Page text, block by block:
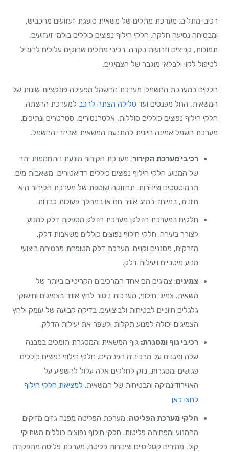
רכיבי מתלים: מערכת מתלים של משאית סופגת זעזועים מהכביש,
ומבטיחה נסיעה חלקה. חלקי חילוף נפוצים כוללים בולמי זעזועים,
תמוכות, קפיצים וזרועות בקרה. רכיבי מתלים שחוקים עלולים להוביל
לטיפול לקוי ולבלאי מוגבר של הצמיגים.
חלקים במערכת החשמל: מערכת החשמל מפעילה פונקציות שונות של
המשאית, החל מפנסים ועד סלילה הצתה לרכב למערכת ההצתה.
חלקי חילוף נפוצים כוללים סוללות, אלטרנטורים, סטרטרים ונתיכים.
מערכת חשמל אמינה חיונית להתנעת המשאית ואביזרי החשמל.
רכיבי מערכת הקירור: מערכת הקירור מונעת התחממות יתר
של המנוע. חלקי חילוף נפוצים כוללים רדיאטורים, משאבות מים,
תרמוסטטים וצינורות. תחזוקה שוטפת של מערכת הקירור היא
חיונית, במיוחד במזג אוויר חם או במהלך פעולות כבדות.
חלקים במערכת הדלק: מערכת הדלק מספקת דלק למנוע
לצורך בעירה. חלקי חילוף נפוצים כוללים משאבות דלק,
מזרקים, מסננים וקווים. מערכת דלק מטופחת מבטיחה ביצועי
מנוע מיטביים ויעילות דלק.
צמיגים: צמיגים הם אחד המרכיבים הקריטיים ביותר של
משאית. צמיגי חילוף, מערכות ניטור לחץ אוויר בצמיגים וחישוקי
גלגלים חיוניים לבטיחות ולביצועים. בדיקה קבועה של עומק ולחץ
הצמיגים יכולה למנוע תקלות ולשפר את יעילות הדלק.
רכיבי גוף ומסגרת: גוף המשאית והמסגרת תומכים במבנה
שלה ומגנים על מרכיביה הפנימיים. חלקי חילוף נפוצים כוללים
פגושים ומסגרות. נזק לחלקים אלה עלול להשפיע על
האווירודינמיקה והבטיחות של המשאית. למציאת חלקי חילוף
לחצו כאן
חלקי מערכת הפליטה: מערכת הפליטה מפנה גזים מזיקים
מהמנוע ומפחיתה פליטות. חלקי חילוף נפוצים כוללים משתיקי
קול, ממירים קטליטיים וצינורות פליטה. מערכת פליטה מתפקדת